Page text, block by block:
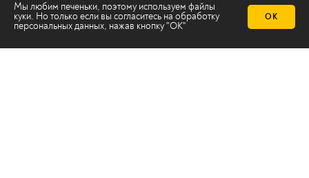
Мы любим печеньки, поэтому используем файлы
куки. Но только если вы согласитесь на обработку
персональных данных, нажав кнопку "ОК"
ОК